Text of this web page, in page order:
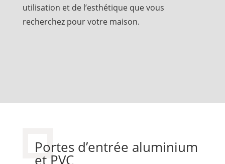
utilisation et de l’esthétique que vous
recherchez pour votre maison.
Portes d’entrée aluminium
et PVC